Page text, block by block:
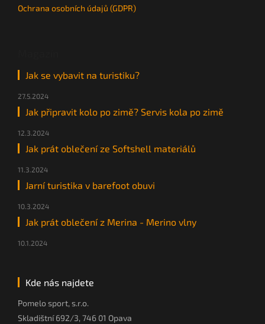
Ochrana osobních údajů (GDPR)
Jak se vybavit na turistiku?
27.5.2024
Jak připravit kolo po zimě? Servis kola po zimě
12.3.2024
Jak prát oblečení ze Softshell materiálů
11.3.2024
Jarní turistika v barefoot obuvi
10.3.2024
Jak prát oblečení z Merina - Merino vlny
10.1.2024
Kde nás najdete
Pomelo sport, s.r.o.
Skladištní 692/3, 746 01 Opava